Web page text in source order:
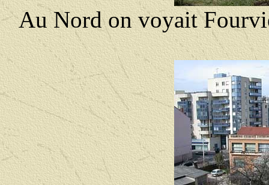
Au Nord on voyait